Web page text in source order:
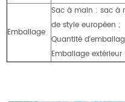
Emballage
Sac à main : sac à
de style européen ;
Quantité
Emballage